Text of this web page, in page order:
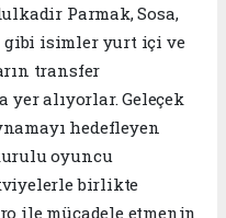
Parmak, Sosa,
gibi isimler yurt içi ve
transfer
yer alıyorlar. Geleçek
hedefleyen
oyuncu
birlikte
ile mücadele etmenin